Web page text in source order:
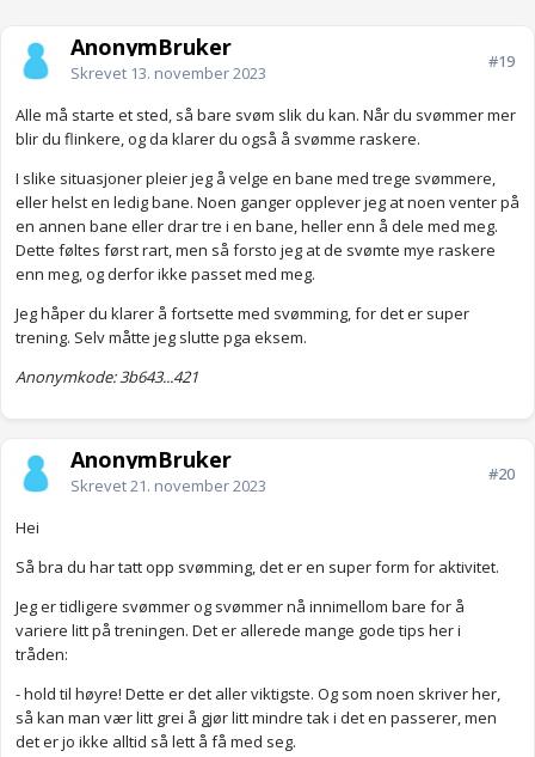
AnonymBruker
Skrevet 13. november 2023
#19
Alle må starte et sted, så bare svøm slik du kan. Når du svømmer mer
blir du flinkere, og da klarer du også å svømme raskere.
I slike situasjoner pleier jeg å velge en bane med trege svømmere,
eller helst en ledig bane. Noen ganger opplever jeg at noen venter på
en annen bane eller drar tre i en bane, heller enn å dele med meg.
Dette føltes først rart, men så forsto jeg at de svømte mye raskere
enn meg, og derfor ikke passet med meg.
Jeg håper du klarer å fortsette med svømming, for det er super
trening. Selv måtte jeg slutte pga eksem.
Anonymkode: 3b643...421
AnonymBruker
Skrevet21. november 2023
#20
Hei
Så bra du har tatt opp svømming, det er en super form for aktivitet.
Jeg er tidligere svømmer og svømmer nå innimellom bare for å
variere litt på treningen. Det er allerede mange gode tips her i
tråden:
- hold til høyre! Dette er det aller viktigste. Og som noen skriver her,
så kan man vær litt grei å gjør litt mindre tak i det en passerer, men
det er jo ikke alltid så lett å få med seg.